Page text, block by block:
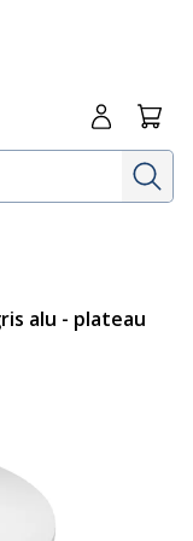
Me
alu - plateau